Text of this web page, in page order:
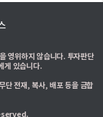
영위하지 않습니다. 투자판단
게 있습니다.
단 전재, 복사, 배포 등을 금합